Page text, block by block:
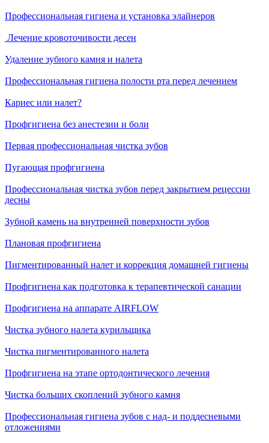
Профессиональная гигиена и установка элайнеров
Лечение кровоточивости десен
Удаление зубного камня и налета
Профессиональная гигиена полости рта перед лечением
Кариес или налет?
Профгигиена без анестезии и боли
Первая профессиональная чистка зубов
Пугающая профгигиена
Профессиональная чистка зубов перед закрытием рецессии
десны
Зубной камень на внутренней поверхности зубов
Плановая профгигиена
Пигментированный налет и коррекция домашней гигиены
Профгигиена как подготовка к терапевтической санации
Профгигиена на аппарате AIRFLOW
Чистка зубного налета курильщика
Чистка пигментированного налета
Профгигиена на этапе ортодонтического лечения
Чистка больших скоплений зубного камня
Профессиональная гигиена зубов с над- и поддесневыми
отложениями